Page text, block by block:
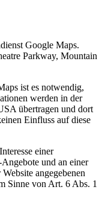
Google Maps.
Parkway, Mountain
ist es notwendig,
werden in der
übertragen und dort
Einfluss auf diese
einer
und an einer
angegebenen
Sinne von Art. 6 Abs. 1